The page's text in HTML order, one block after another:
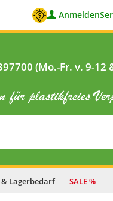
Anmelden
(Mo.-Fr. v. 9-12
Lagerbedarf SALE %